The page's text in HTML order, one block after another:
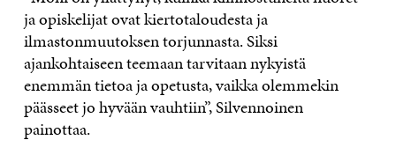
ja opiskelijat ovat kiertotaloudesta ja
ilmastonmuutoksen torjunnasta. Siksi
ajankohtaiseen teemaan tarvitaan nykyistä
enemmän tietoa ja opetusta, vaikka olemmekin
päässeet jo hyvään vauhtiin”, Silvennoinen
painottaa.